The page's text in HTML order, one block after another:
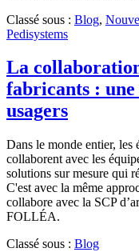
Classé sous : Blog,
Pedisystems
La
fabricants : une
usagers
Dans le monde entier, les
collaborent avec les
solutions sur mesure qui
C'est avec la même
collabore avec la SCP
FOLLÉA.
Classé sous : Blog